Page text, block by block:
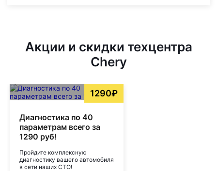
Акции и скидки техцентра
Chery
1290₽
Диагностика по 40
параметрам всего за
1290 руб!
Пройдите комплексную
диагностику вашего автомобиля
в сети наших СТО!